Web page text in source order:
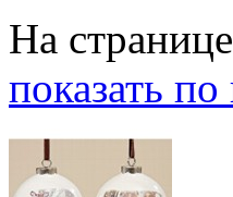
На
показать по